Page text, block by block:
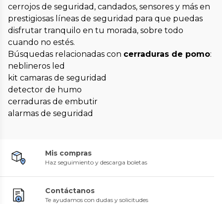
cerrojos de seguridad, candados, sensores y más en
prestigiosas líneas de seguridad para que puedas
disfrutar tranquilo en tu morada, sobre todo
cuando no estés.
Búsquedas relacionadas con cerraduras de pomo:
neblineros led
kit camaras de seguridad
detector de humo
cerraduras de embutir
alarmas de seguridad
Mis compras
Haz seguimiento y descarga boletas
Contáctanos
Te ayudamos con dudas y solicitudes